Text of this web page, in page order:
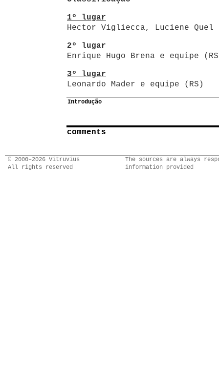
1º lugar
Hector Vigliecca, Luciene Quel
2º lugar
Enrique Hugo Brena e equipe
3º lugar
Leonardo Mader e equipe (RS)
Introdução
comments
© 2000–2026 Vitruvius
All rights reserved
The sources are always
information provided